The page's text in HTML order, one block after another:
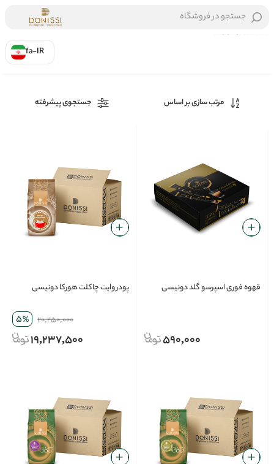
جستجو در فروشگاه
fa-IR
مرتب سازی بر اساس جستجوی پیشرفته
قهوه فوری اسپرسو گلد دونیسی
590,000
پودر وایت چاکلت هورکا دونیسی
20,250,000
5%
19,237,500